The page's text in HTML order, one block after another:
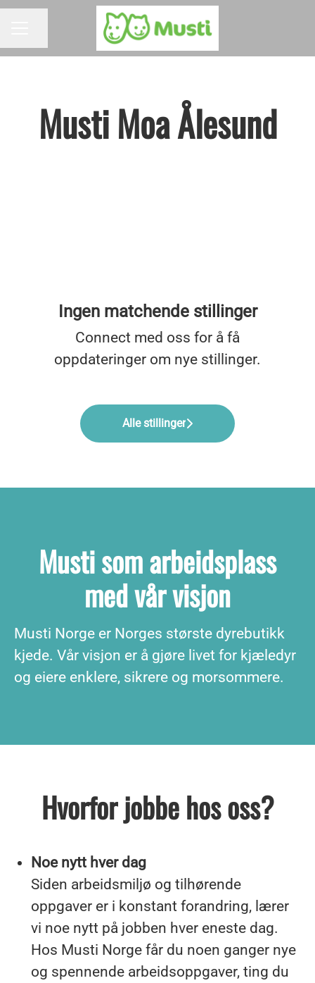
Musti Moa Ålesund
Ingen matchende stillinger
Connect med oss for å få
oppdateringer om nye stillinger.
Alle stillinger
Musti som arbeidsplass
med vår visjon
Musti Norge er Norges største dyrebutikk
kjede. Vår visjon er å gjøre livet for kjæledyr
og eiere enklere, sikrere og morsommere.
Hvorfor jobbe hos oss?
Noe nytt hver dag
Siden arbeidsmiljø og tilhørende
oppgaver er i konstant forandring, lærer
vi noe nytt på jobben hver eneste dag.
Hos Musti Norge får du noen ganger nye
og spennende arbeidsoppgaver, ting du